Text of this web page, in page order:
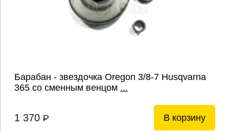
Барабан - звездочка Oregon 3/8-7 Husqvarna
365 со сменным венцом ...
1 370 P В корзину